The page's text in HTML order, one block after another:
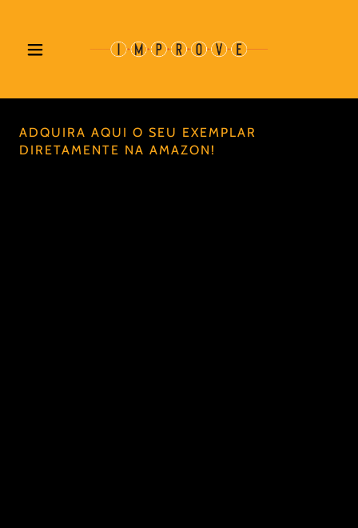
ADQUIRA AQUI O SEU EXEMPLAR
DIRETAMENTE NA AMAZON!